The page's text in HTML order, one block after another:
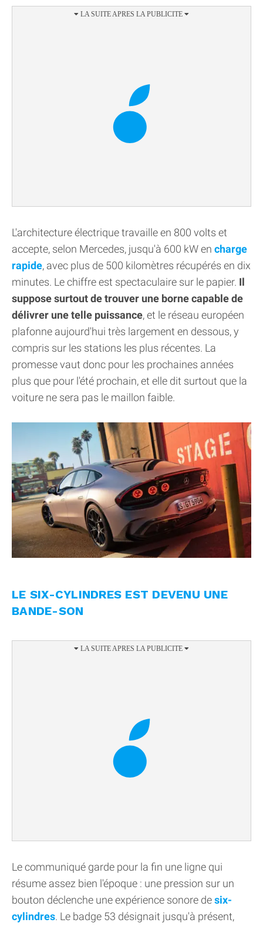
L'architecture électrique travaille en 800 volts et
accepte, selon Mercedes, jusqu'à 600 kW en charge
rapide, avec plus de 500 kilomètres récupérés en dix
minutes. Le chiffre est spectaculaire sur le papier. Il
suppose surtout de trouver une borne capable de
délivrer une telle puissance, et le réseau européen
plafonne aujourd'hui très largement en dessous, y
compris sur les stations les plus récentes. La
promesse vaut donc pour les prochaines années
plus que pour l'été prochain, et elle dit surtout que la
voiture ne sera pas le maillon faible.
LE SIX-CYLINDRES EST DEVENU UNE
BANDE-SON
Le communiqué garde pour la fin une ligne qui
résume assez bien l'époque : une pression sur un
bouton déclenche une expérience sonore desix-
cylindres. Le badge 53 désignait jusqu'à présent,